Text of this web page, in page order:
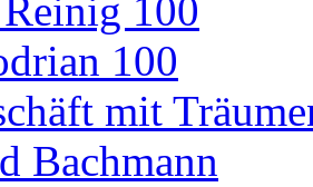
100
100
mit
Bachmann